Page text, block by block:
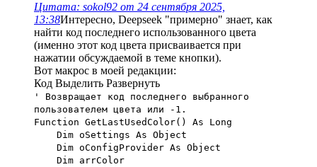
Цитата: sokol92 от 24 сентября 2025,
13:38Интересно, Deepseek "примерно" знает, как
найти код последнего использованного цвета
(именно этот код цвета присваивается при
нажатии обсуждаемой в теме кнопки).
Вот макрос в моей редакции:
Код Выделить Развернуть
' Возвращает код последнего выбранного
пользователем цвета или -1.
Function GetLastUsedColor() As Long
Dim oSettings As Object
Dim oConfigProvider As Object
Dim arrColor